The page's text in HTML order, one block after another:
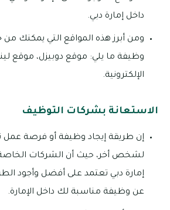
داخل إمارة دبي.
ومن أبرز هذه المواقع التي يمكنك
وظيفة ما يلي: موقع دوبيزل، موقع
الإلكترونية.
الاستعانة بشركات التوظيف
إن طريقة إيجاد وظيفة أو فرصة
لشخص أخر، حيث أن الشركات
إمارة دبي تعتمد على أفضل وأجود
عن وظيفة مناسبة لك داخل الإمارة.